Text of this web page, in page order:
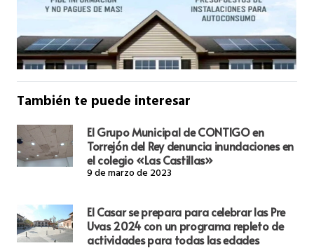
También te puede interesar
El Grupo Municipal de CONTIGO en
Torrejón del Rey denuncia inundaciones en
el colegio «Las Castillas»
9 de marzo de 2023
El Casar se prepara para celebrar las Pre
Uvas 2024 con un programa repleto de
actividades para todas las edades